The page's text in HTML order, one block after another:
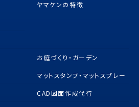
ヤマケンの特徴
お庭づくり・ガーデン
マットスタンプ・マットスプレー
CAD図面作成代行